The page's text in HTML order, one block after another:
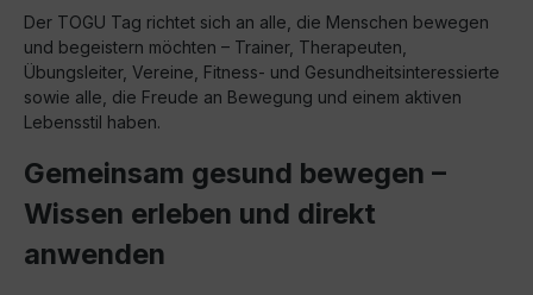
Der TOGU Tag richtet sich an alle, die Menschen bewegen
und begeistern möchten – Trainer, Therapeuten,
Übungsleiter, Vereine, Fitness- und Gesundheitsinteressierte
sowie alle, die Freude an Bewegung und einem aktiven
Lebensstil haben.
Gemeinsam gesund bewegen –
Wissen erleben und direkt
anwenden